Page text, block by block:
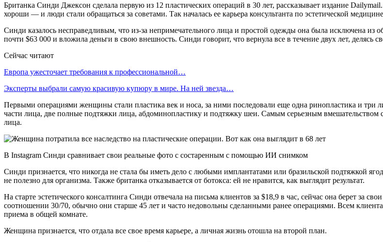
Британка Синди Джексон сделала первую из 12 пластических операций в 30 лет, рассказывает издание
хороши — и люди стали обращаться за советами. Так началась ее карьера консультанта по эстетической
Синди казалось несправедливым, что из-за непримечательного лица и простой одежды она была исключена из
почти $63 000 и вложила деньги в свою внешность. Синди говорит, что вернула все в течение двух лет,
Сейчас читают
Европа ужесточает требования к профессиональной…
Эксперты выбрали самую красивую купюру в мире. На ней звезда…
Первыми операциями женщины стали пластика век и носа, за ними последовали еще одна ринопластика и три
части лица, две полные подтяжки лица, абдоминопластику и подтяжку шеи. Самым серьезным вмешательством
лица.
В Instagram Синди сравнивает свои реальные фото с состаренным с помощью ИИ снимком
Синди признается, что никогда не стала бы иметь дело с любыми имплантатами или бразильской подтяжкой
не полезно для организма. Также британка отказывается от ботокса: ей не нравится, как выглядит результат.
На старте эстетического консалтинга Синди отвечала на письма клиентов за $18,9 в час, сейчас она берет
соотношении 30/70, обычно они старше 45 лет и часто недовольны сделанными ранее операциями. Всем
приема в общей комнате.
Женщина признается, что отдала все свое время карьере, а личная жизнь отошла на второй план.